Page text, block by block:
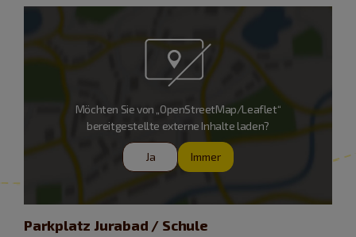
Möchten Sie von „OpenStreetMap/Leaflet“
bereitgestellte externe Inhalte laden?
Ja Immer
Parkplatz Jurabad / Schule